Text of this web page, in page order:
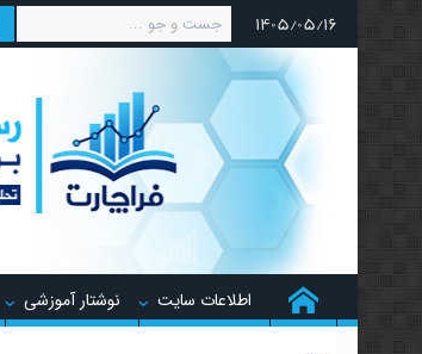
۱۴۰۵/۰۵/۱۶
اطلاعات سایت نوشتار آموزشی